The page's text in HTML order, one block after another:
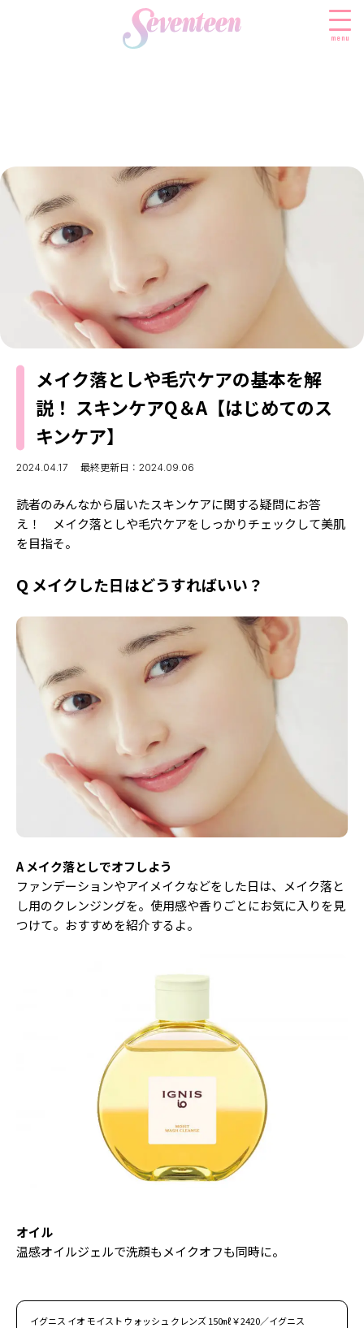
menu
FASHION
ファッションニュース
モデル私服
着回し
BEAUTY
ビューティニュース
トレンドメイク
ベストコスメ
ヘアアレンジ・ヘアケア
スキンケア
ボディケア
SCHOOL
スクールニュース
制服コーデ
学校ヘアメイク
勉強・受験・進路
ENTERTAINMENT
エンタメニュース
なにわ男子
K-POP
LIFESTYLE
ライフスタイルニュース
JKランキング・アワード
モデルの購入品
おでかけ
お悩み相談
JK TREND
MODELS
MODEL'S BLOG
TikTok
Instagram
YouTube
FORTUNE
MISS SEVENTEEN
INFORMATION
Seventeen
について
Follow us
ST member
メイク落としや毛穴ケアの基本を解
説！ スキンケアQ＆A【はじめてのス
キンケア】
2024.04.17 最終更新日：2024.09.06
読者のみんなから届いたスキンケアに関する疑問にお答
え！ メイク落としや毛穴ケアをしっかりチェックして美肌
を目指そ。
Q メイクした日はどうすればいい？
A メイク落としでオフしよう
ファンデーションやアイメイクなどをした日は、メイク落と
し用のクレンジングを。使用感や香りごとにお気に入りを見
つけて。おすすめを紹介するよ。
オイル
温感オイルジェルで洗顔もメイクオフも同時に。
イグニス イオ モイスト ウォッシュ クレンズ 150㎖￥2420／イグニス